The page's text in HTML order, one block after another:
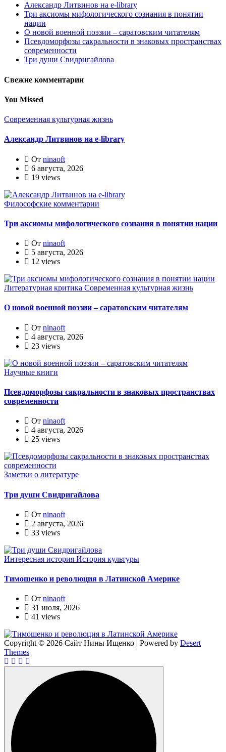
Александр Литвинов на e-library
Три аксиомы мифологического сознания в понятии
нации
О новой военной поэзии – саратовским читателям
Псевдоморфозы сакральности в знаковых пространствах
современности
Три души Свидригайлова
Свежие комментарии
You Missed
Современная культурная жизнь
Александр Литвинов на e-library
От ninaoft
6 августа, 2026
19 views
Философские комментарии
Три аксиомы мифологического сознания в понятии нации
От ninaoft
5 августа, 2026
12 views
Литературная критика Современная культурная жизнь
О новой военной поэзии – саратовским читателям
От ninaoft
4 августа, 2026
23 views
Научные книги
Псевдоморфозы сакральности в знаковых пространствах
современности
От ninaoft
4 августа, 2026
25 views
Заметки о литературе
Три души Свидригайлова
От ninaoft
2 августа, 2026
33 views
Интересная история История культуры
Тимошенко и революция в Латинской Америке
От ninaoft
31 июля, 2026
41 views
Copyright © 2026 Сайт Нины Ищенко | Powered by Desert
Themes